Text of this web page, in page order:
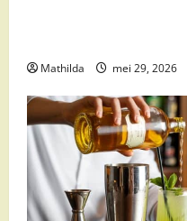
Mathilda mei 29, 2026